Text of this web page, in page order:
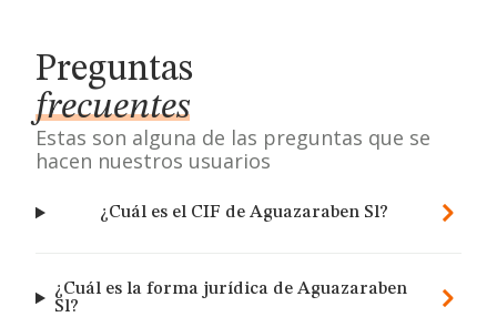
Preguntas
frecuentes
Estas son alguna de las preguntas que se
hacen nuestros usuarios
¿Cuál es el CIF de Aguazaraben Sl?
¿Cuál es la forma jurídica de Aguazaraben
Sl?